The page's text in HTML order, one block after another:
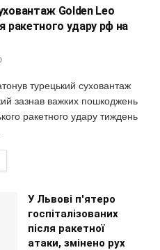
Golden Leo
ракетного удару рф на
турецький суховантаж
зазнав важких пошкоджень
ракетного удару тиждень
У Львові п'ятеро
госпіталізованих
після ракетної
атаки, змінено рух